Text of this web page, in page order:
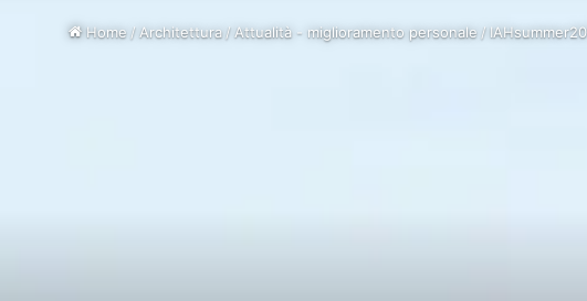
Home/ Architettura/ Attualità - miglioramento personale/